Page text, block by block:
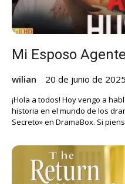
Mi Esposo
wilian 20 de junio de 2025
¡Hola a todos! Hoy vengo a
historia en el mundo de los
Secreto» en DramaBox. Si